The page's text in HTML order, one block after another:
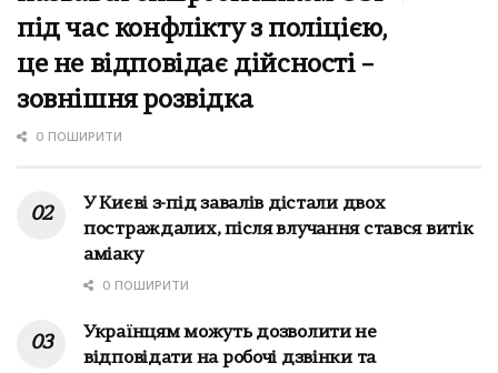
під час конфлікту з поліцією,
це не відповідає дійсності –
зовнішня розвідка
0 ПОШИРИТИ
У Києві з-під завалів дістали двох
постраждалих, після влучання стався витік
аміаку
0 ПОШИРИТИ
Українцям можуть дозволити не
відповідати на робочі дзвінки та